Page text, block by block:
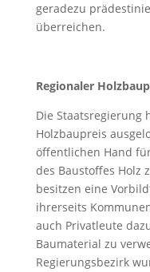
geradezu
überreichen.
Regionaler
Die Staatsregierung
Holzbaupreis
öffentlichen Hand
des Baustoffes Holz
besitzen eine
ihrerseits
auch Privatleute
Baumaterial zu
Regierungsbezirk